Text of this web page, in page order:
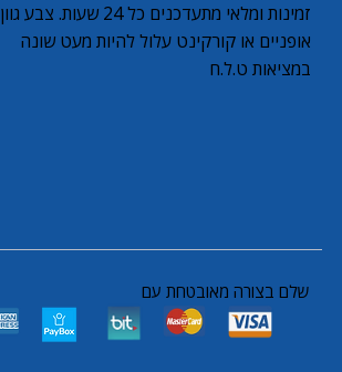
זמינות ומלאי מתעדכנים כל 24 שעות. צבע גוון
אופניים או קורקינט עלול להיות מעט שונה
במציאות ט.ל.ח
שלם בצורה מאובטחת עם